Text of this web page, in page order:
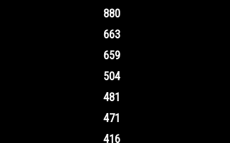
880
663
659
504
481
471
416